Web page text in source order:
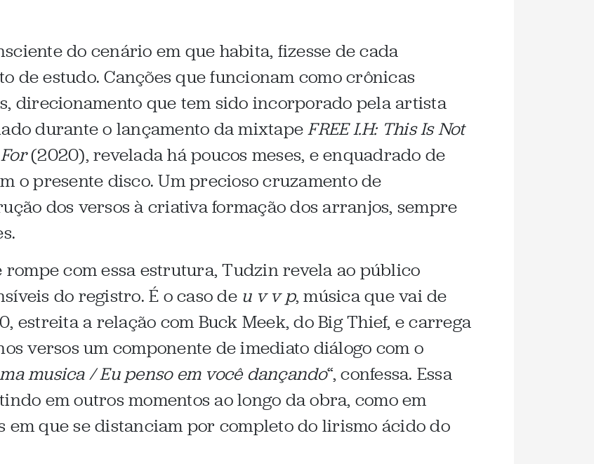
do cenário em que habita, fizesse de cada
de estudo. Canções que funcionam como crônicas
direcionamento que tem sido incorporado pela artista
durante o lançamento da mixtapeFREE I​.​H: This Is Not
(2020), revelada há poucos meses, e enquadrado de
o presente disco. Um precioso cruzamento de
dos versos à criativa formação dos arranjos, sempre
rompe com essa estrutura, Tudzin revela ao público
do registro. É o caso de u v v p, música que vai de
estreita a relação com Buck Meek, do Big Thief, e carrega
versos um componente de imediato diálogo com o
musica / Eu penso em você dançando“, confessa. Essa
em outros momentos ao longo da obra, como em
em que se distanciam por completo do lirismo ácido do